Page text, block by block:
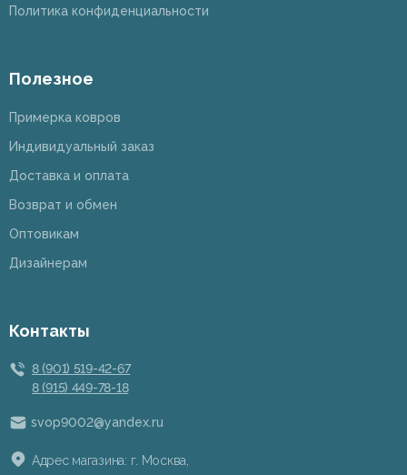
Политика конфиденциальности
Полезное
Примерка ковров
Индивидуальный заказ
Доставка и оплата
Возврат и обмен
Оптовикам
Дизайнерам
Контакты
8 (901) 519-42-67
8 (915) 449-78-18
svop9002@yandex.ru
Адрес магазина: г. Москва,